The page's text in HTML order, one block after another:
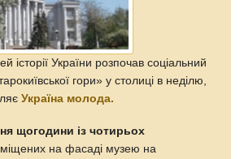
історії України розпочав соціальний
гори» у столиці в неділю,
Україна молода.
щогодини із чотирьох
на фасаді музею на